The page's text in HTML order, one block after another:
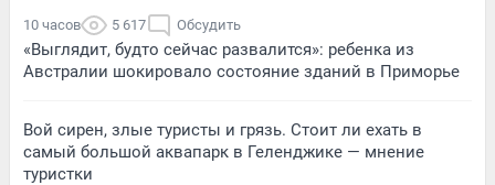
10 часов 5 617 Обсудить
«Выглядит, будто сейчас развалится»: ребенка из
Австралии шокировало состояние зданий в Приморье
Вой сирен, злые туристы и грязь. Стоит ли ехать в
самый большой аквапарк в Геленджике — мнение
туристки